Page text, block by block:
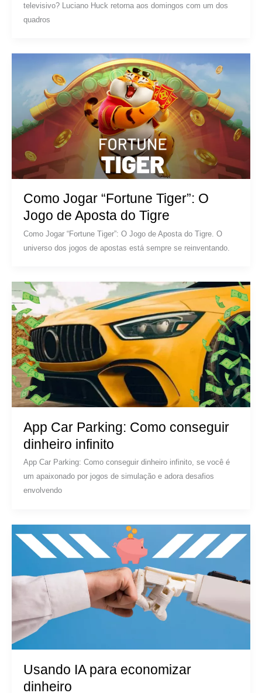
televisivo? Luciano Huck retorna aos domingos com um dos
quadros
Como Jogar “Fortune Tiger”: O
Jogo de Aposta do Tigre
Como Jogar “Fortune Tiger”: O Jogo de Aposta do Tigre. O
universo dos jogos de apostas está sempre se reinventando.
App Car Parking: Como conseguir
dinheiro infinito
App Car Parking: Como conseguir dinheiro infinito, se você é
um apaixonado por jogos de simulação e adora desafios
envolvendo
Usando IA para economizar
dinheiro